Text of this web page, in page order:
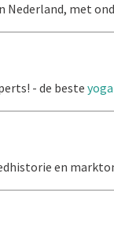
Nederland, met
- de beste
en